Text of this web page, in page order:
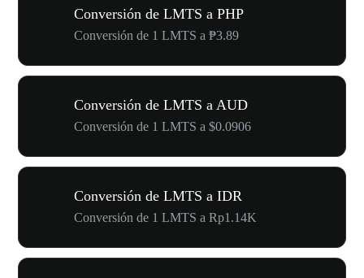
Conversión de LMTS a PHP
Conversión de 1 LMTS a ₱3.89
Conversión de LMTS a AUD
Conversión de 1 LMTS a $0.0906
Conversión de LMTS a IDR
Conversión de 1 LMTS a Rp1.14K